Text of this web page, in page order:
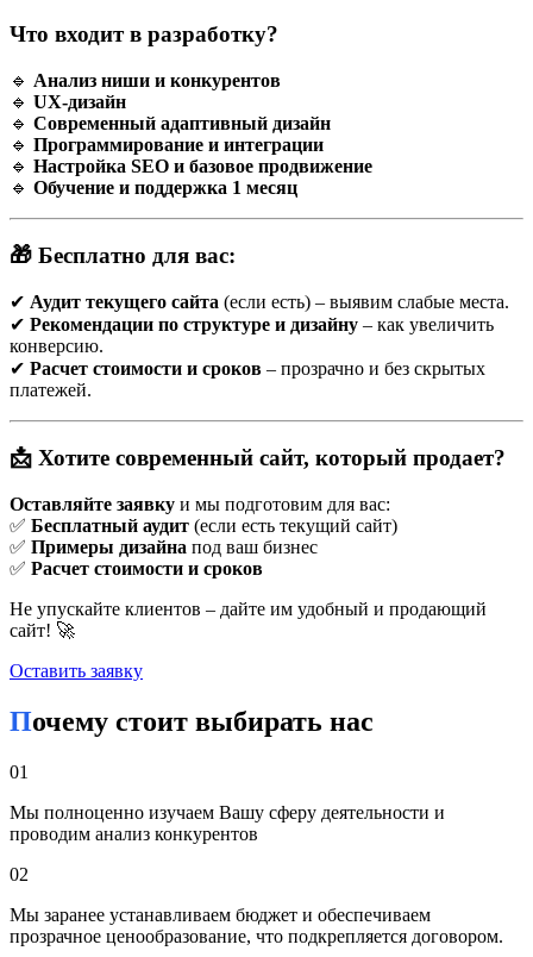
Создание сайта — это многоэтапный процесс, требующий
внимания к деталям и понимания потребностей конечных
занимаются этим направлением, предлагая качественные
решения даже без участия крупных компаний.
Анализ и планирование
Прежде чем приступить к работе, важно понять цели
проекта: для чего нужен сайт, кто будет его посещать,
какие задачи он должен решать. На этом этапе
контентная стратегия.
Создание прототипа сайта помогает наглядно
представить расположение элементов и логику работы
системы. Дизайн подстраивается под современные
тренды и удобство использования.
Верстка и программирование
страниц, интеграцию функционала (например, форм
обратной связи, каталогов товаров, систем управления
содержимым).
Тексты, изображения, видео — всё это должно быть не
только информативным, но и соответствовать правилам
SEO для лучшего ранжирования в поисковых системах.
Тестирование и запуск
Перед публикацией сайт тщательно проверяется на
работоспособность, корректное отображение на разных
устройствах и скорость загрузки.
Поддержка и развитие
После запуска сайт требует регулярного обновления,
технической поддержки и анализа эффективности.
богатой историей и развитой инфраструктурой. Местные
предприниматели и мастера всё чаще обращаются к
цифровым инструментам для развития своих идей. Это
открывает возможности для местных специалистов в сфере
web-разработки.
Особенности локальной разработки:
Что входит в разработку?
🔹 Анализ ниши и конкурентов
🔹 UX-дизайн
🔹 Современный адаптивный дизайн
🔹 Программирование и интеграции
🔹 Настройка SEO и базовое продвижение
🔹 Обучение и поддержка 1 месяц
🎁 Бесплатно для вас:
✔ Аудит текущего сайта (если есть) – выявим слабые места.
✔ Рекомендации по структуре и дизайну – как увеличить
конверсию.
✔ Расчет стоимости и сроков – прозрачно и без скрытых
платежей.
📩 Хотите современный сайт, который продает?
Оставляйте заявку и мы подготовим для вас:
✅ Бесплатный аудит (если есть текущий сайт)
✅ Примеры дизайна под ваш бизнес
✅ Расчет стоимости и сроков
Не упускайте клиентов – дайте им удобный и продающий
сайт! 🚀
Оставить заявку
Почему стоит выбирать нас
01
Мы полноценно изучаем Вашу сферу деятельности и
проводим анализ конкурентов
02
Мы заранее устанавливаем бюджет и обеспечиваем
прозрачное ценообразование, что подкрепляется договором.